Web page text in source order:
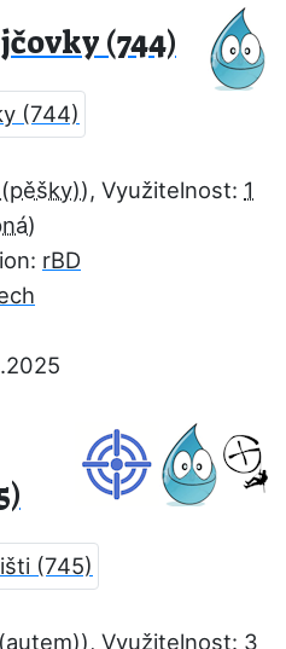
(744)
, Využitelnost: 1
rBD
, Využitelnost: 3